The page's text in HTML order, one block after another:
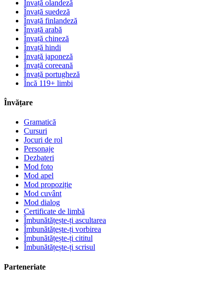
Învață olandeză
Învață suedeză
Învață finlandeză
Învață arabă
Învață chineză
Învață hindi
Învață japoneză
Învață coreeană
Învață portugheză
Încă 119+ limbi
Învățare
Gramatică
Cursuri
Jocuri de rol
Personaje
Dezbateri
Mod foto
Mod apel
Mod propoziție
Mod cuvânt
Mod dialog
Certificate de limbă
Îmbunătățește-ți ascultarea
Îmbunătățește-ți vorbirea
Îmbunătățește-ți cititul
Îmbunătățește-ți scrisul
Parteneriate